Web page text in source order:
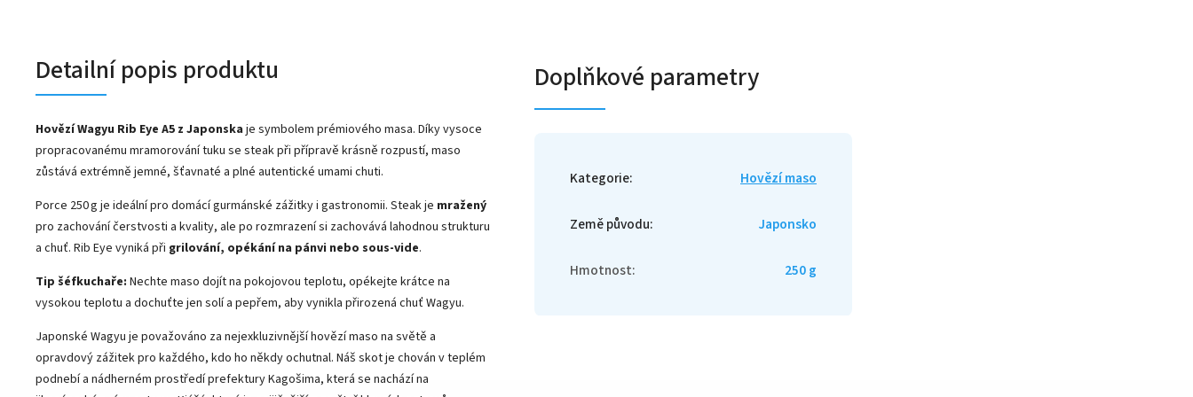
Detailní popis produktu
Hovězí Wagyu Rib Eye A5 z Japonska je symbolem prémiového masa. Díky vysoce
propracovanému mramorování tuku se steak při přípravě krásně rozpustí, maso
zůstává extrémně jemné, šťavnaté a plné autentické umami chuti.
Porce 250 g je ideální pro domácí gurmánské zážitky i gastronomii. Steak je mražený
pro zachování čerstvosti a kvality, ale po rozmrazení si zachovává lahodnou strukturu
a chuť. Rib Eye vyniká při grilování, opékání na pánvi nebo sous-vide.
Tip šéfkuchaře: Nechte maso dojít na pokojovou teplotu, opékejte krátce na
vysokou teplotu a dochuťte jen solí a pepřem, aby vynikla přirozená chuť Wagyu.
Japonské Wagyu je považováno za nejexkluzivnější hovězí maso na světě a
opravdový zážitek pro každého, kdo ho někdy ochutnal. Náš skot je chován v teplém
podnebí a nádherném prostředí prefektury Kagošima, která se nachází na
Doplňkové parametry
Kategorie: Hovězí maso
Země původu: Japonsko
Hmotnost: 250 g